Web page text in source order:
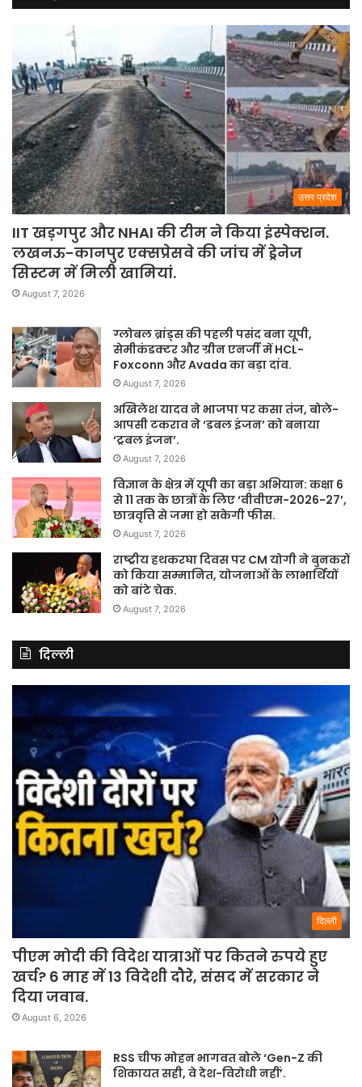
उत्तर प्रदेश
IIT खड़गपुर और NHAI की टीम ने किया इंस्पेक्शन.
लखनऊ-कानपुर एक्सप्रेसवे की जांच में ड्रेनेज
सिस्टम में मिली खामियां.
August 7, 2026
ग्लोबल ब्रांड्स की पहली पसंद बना यूपी,
सेमीकंडक्टर और ग्रीन एनर्जी में HCL-
Foxconn और Avada का बड़ा दांव.
August 7, 2026
अखिलेश यादव ने भाजपा पर कसा तंज, बोले-
आपसी टकराव ने ‘डबल इंजन’ को बनाया
‘ट्रबल इंजन’.
August 7, 2026
विज्ञान के क्षेत्र में यूपी का बड़ा अभियान: कक्षा 6
से 11 तक के छात्रों के लिए ‘वीवीएम-2026-27’,
छात्रवृत्ति से जमा हो सकेगी फीस.
August 7, 2026
राष्ट्रीय हथकरघा दिवस पर CM योगी ने बुनकरों
को किया सम्मानित, योजनाओं के लाभार्थियों
को बांटे चेक.
August 7, 2026
दिल्ली
दिल्ली
पीएम मोदी की विदेश यात्राओं पर कितने रुपये हुए
खर्च? 6 माह में 13 विदेशी दौरे, संसद में सरकार ने
दिया जवाब.
August 6, 2026
RSS चीफ मोहन भागवत बोले ‘Gen-Z की
शिकायत सही, वे देश-विरोधी नहीं’.